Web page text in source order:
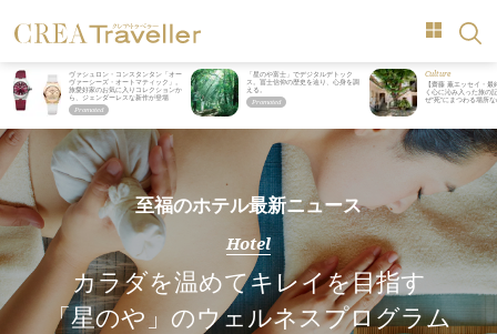
ヴァシュロン・コンスタンタン「オー
ヴァーシーズ・オートマティック」。
旅愛好家のお気に入りコレクションか
ら、ジェンダーレスな新作が登場
「星のや富士」でデジタルデトック
ス。冨士信仰の歴史を辿り、心身を調
える。
Culture
【齋藤 薫エッセイ・最
く心に沁み入った旅の
ぜ“死”にまつわる場所
至福のホテル最新ニュース
Hotel
カラダを温めてキレイを目指す
「星のや」のウェルネスプログラム